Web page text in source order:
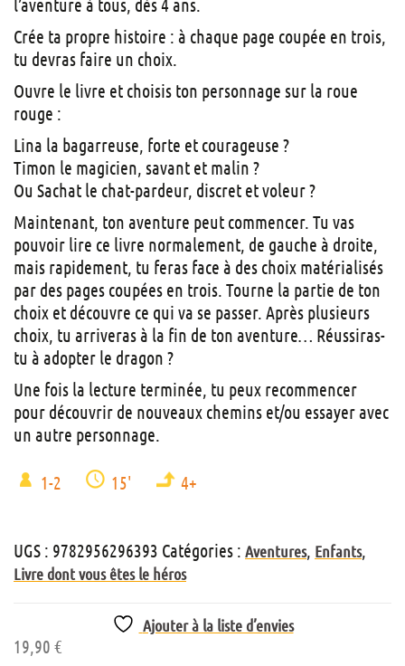
l’aventure à tous, dès 4 ans.
Crée ta propre histoire : à chaque page coupée en trois,
tu devras faire un choix.
Ouvre le livre et choisis ton personnage sur la roue
rouge :
Lina la bagarreuse, forte et courageuse ?
Timon le magicien, savant et malin ?
Ou Sachat le chat-pardeur, discret et voleur ?
Maintenant, ton aventure peut commencer. Tu vas
pouvoir lire ce livre normalement, de gauche à droite,
mais rapidement, tu feras face à des choix matérialisés
par des pages coupées en trois. Tourne la partie de ton
choix et découvre ce qui va se passer. Après plusieurs
choix, tu arriveras à la fin de ton aventure… Réussiras-
tu à adopter le dragon ?
Une fois la lecture terminée, tu peux recommencer
pour découvrir de nouveaux chemins et/ou essayer avec
un autre personnage.
1-2 15' 4+
UGS : 9782956296393 Catégories : Aventures, Enfants,
Livre dont vous êtes le héros
Ajouter à la liste d’envies
19,90 €